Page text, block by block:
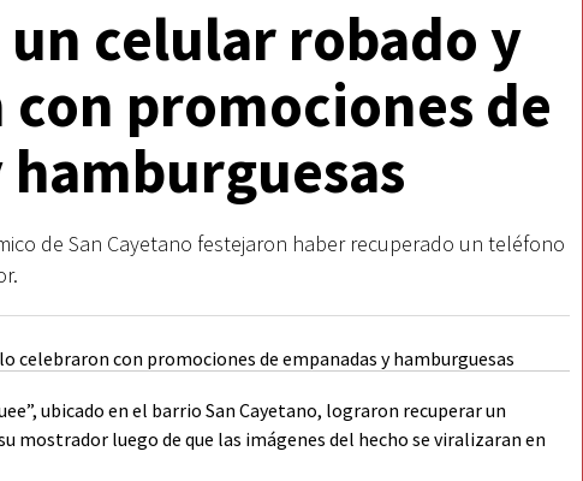
celular robado y
promociones de
de San Cayetano festejaron haber recuperado un teléfono
ubicado en el barrio San Cayetano, lograron recuperar un
mostrador luego de que las imágenes del hecho se viralizaran en